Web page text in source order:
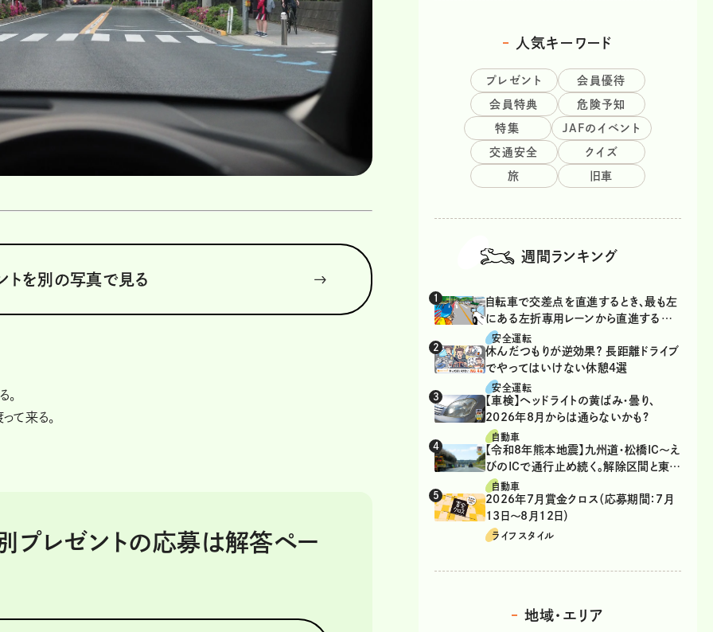
トを別の写真で見る
て来る。
プレゼントの応募は解答ペー
人気キーワード
プレゼント 会員優待
会員特典 危険予知
特集 JAFのイベント
交通安全 クイズ
旅 旧車
週間ランキング
自転車で交差点を直進するとき、最も左
にある左折専用レーンから直進するの
は、違反？
安全運転
休んだつもりが逆効果？ 長距離ドライブ
でやってはいけない休憩4選
安全運転
【車検】ヘッドライトの黄ばみ・曇り、
2026年8月からは通らないかも?
自動車
【令和8年熊本地震】九州道・松橋IC～え
びのICで通行止め続く。解除区間と東九
州道の迂回ルート
自動車
2026年7月賞金クロス（応募期間：7月
13日～8月12日）
ライフスタイル
地域・エリア